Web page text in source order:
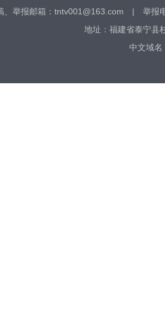
、​举报邮箱：tntv001@163.com | 举
地址：福建省泰宁
中文域